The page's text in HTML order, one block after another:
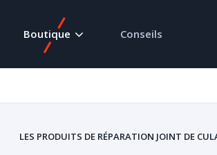
Boutique Conseils
LES PRODUITS DE RÉPARATION JOINT DE